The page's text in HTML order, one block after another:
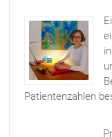
Patientenzahlen
„Individuelle